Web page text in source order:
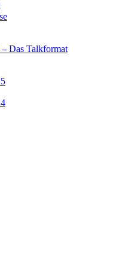
Das Talkformat